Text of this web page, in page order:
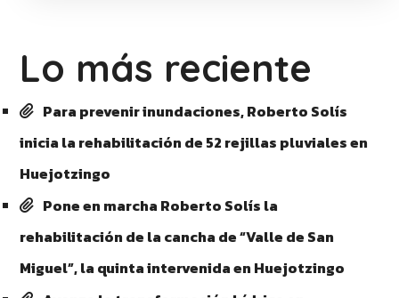
Lo más reciente
Para prevenir inundaciones, Roberto Solís
inicia la rehabilitación de 52 rejillas pluviales en
Huejotzingo
Pone en marcha Roberto Solís la
rehabilitación de la cancha de “Valle de San
Miguel”, la quinta intervenida en Huejotzingo